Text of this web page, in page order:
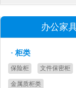
办公家
· 柜类
保险柜 文件保密柜
金属质柜类